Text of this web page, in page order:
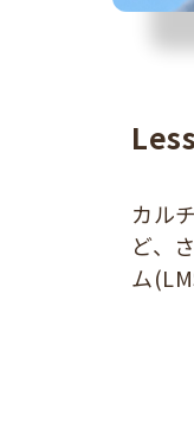
カル
ど、
ム